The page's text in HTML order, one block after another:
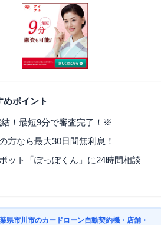
めポイント
！最短9分で審査完了！※
方なら最大30日間無利息！
ット「ぽっぽくん」に24時間相談
県市川市のカードローン自動契約機・店舗・